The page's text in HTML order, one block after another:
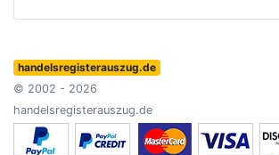
handelsregisterauszug.de
© 2002 - 2026
handelsregisterauszug.de